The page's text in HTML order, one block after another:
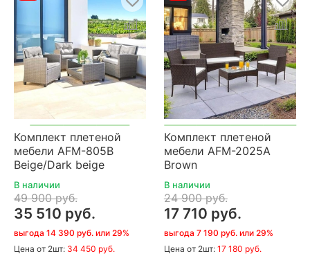
Комплект плетеной
мебели AFM-805B
Beige/Dark beige
В наличии
49 900 руб.
35 510 руб.
выгода 14 390 руб. или 29%
Цена от 2шт: 34 450 руб.
Комплект плетеной
мебели AFM-2025A
Brown
В наличии
24 900 руб.
17 710 руб.
выгода 7 190 руб. или 29%
Цена от 2шт: 17 180 руб.